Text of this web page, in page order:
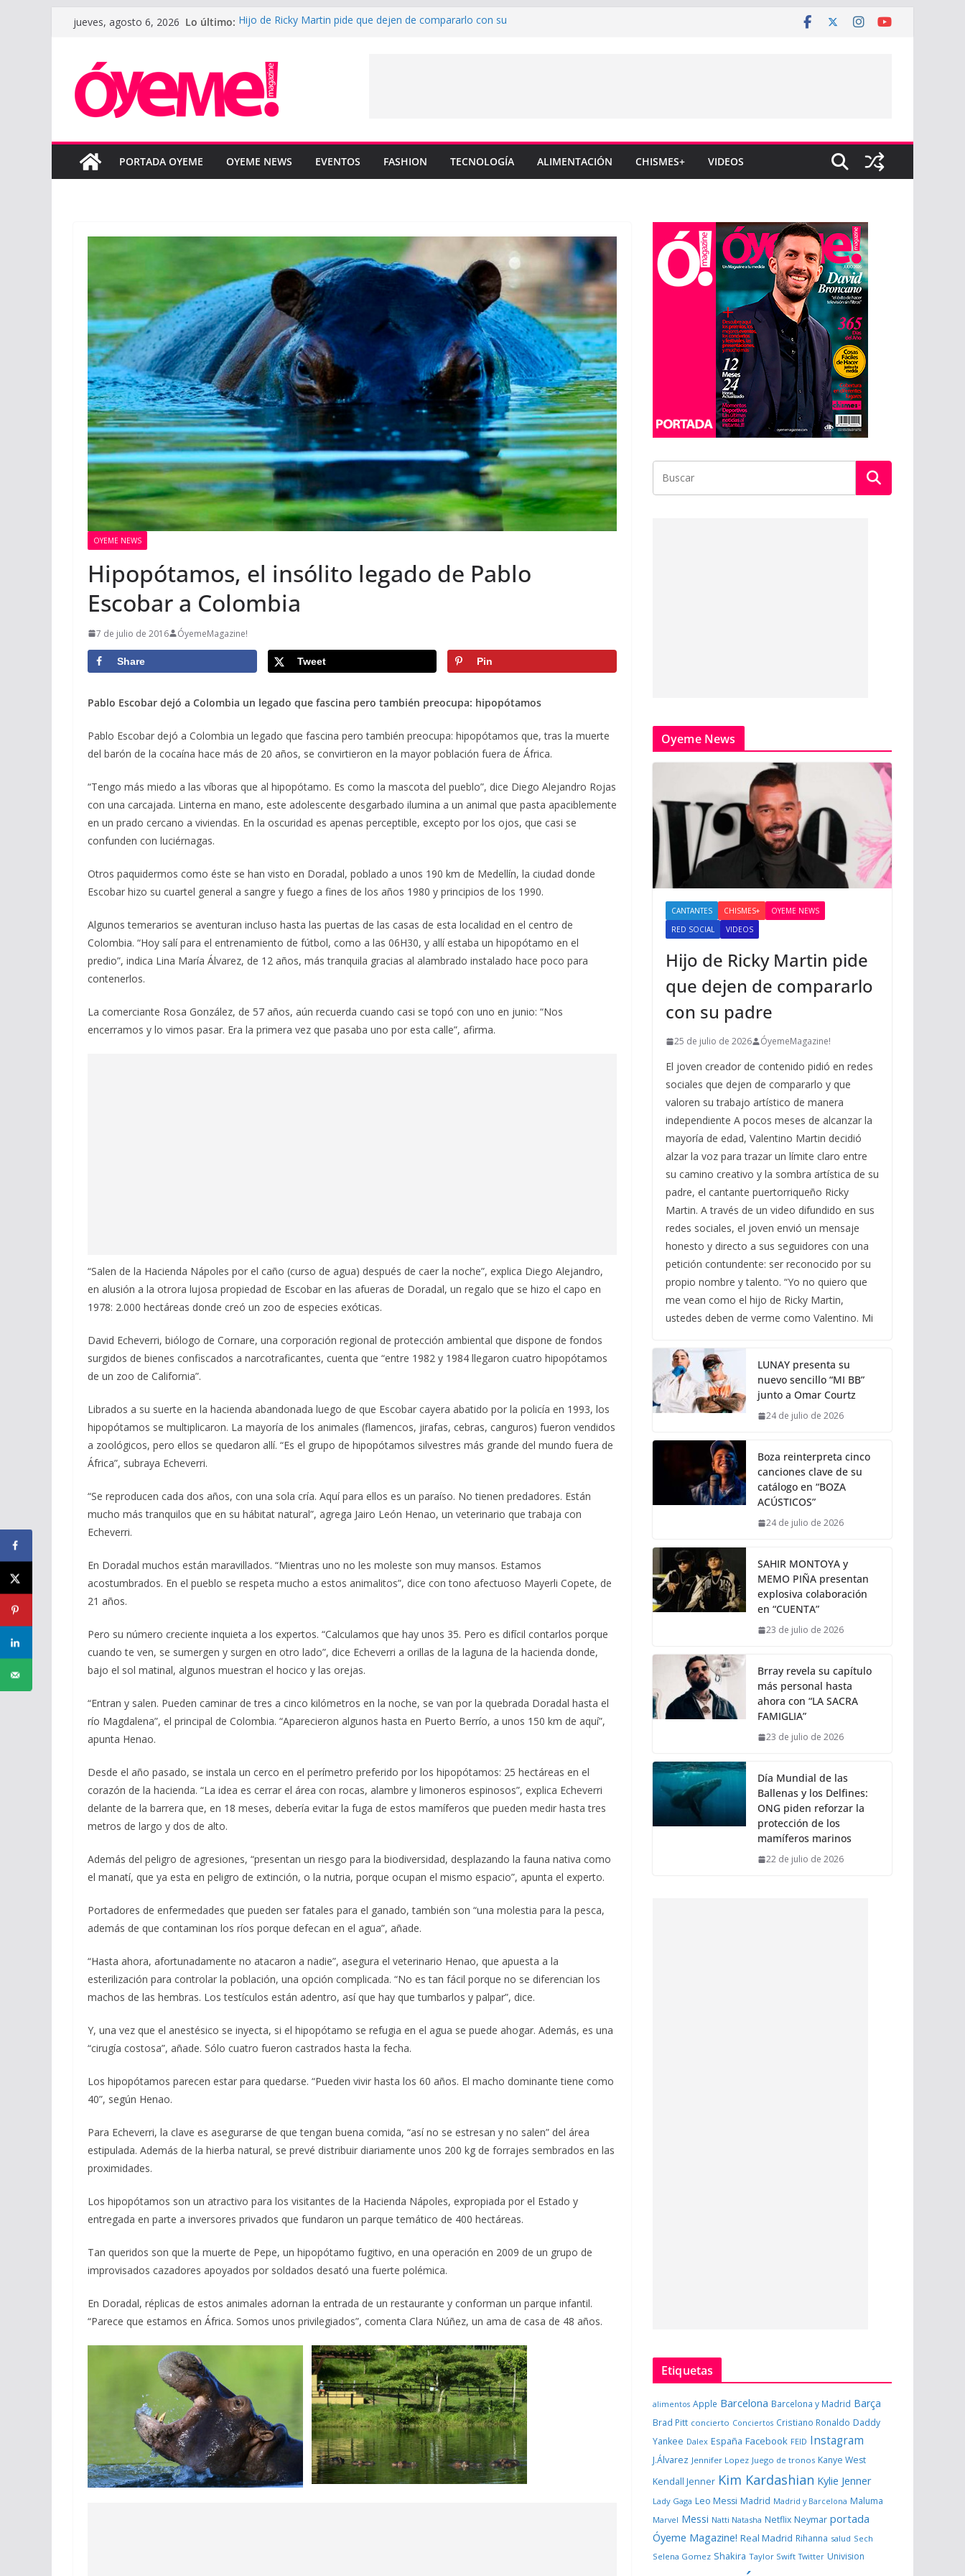
Saltarjueves, agosto 6, 2026 Lo último: Hijo de Ricky Martin pide que dejen de compararlo con su
la nueva temporada de la NBA
LUNAY presenta su nuevo sencillo “MI BB” junto a Omar
Courtz
Boza reinterpreta cinco canciones clave de su catálogo en
PORTADA OYEME OYEME NEWS EVENTOS FASHION TECNOLOGÍA ALIMENTACIÓN CHISMES+ VIDEOS
OYEME NEWS
Hipopótamos, el insólito legado de Pablo
Escobar a Colombia
7 de julio de 2016 ÓyemeMagazine!
Share Tweet Pin
Pablo Escobar dejó a Colombia un legado que fascina pero también preocupa: hipopótamos
Pablo Escobar dejó a Colombia un legado que fascina pero también preocupa: hipopótamos que, tras la muerte
del barón de la cocaína hace más de 20 años, se convirtieron en la mayor población fuera de África.
“Tengo más miedo a las víboras que al hipopótamo. Es como la mascota del pueblo”, dice Diego Alejandro Rojas
con una carcajada. Linterna en mano, este adolescente desgarbado ilumina a un animal que pasta apaciblemente
en un prado cercano a viviendas. En la oscuridad es apenas perceptible, excepto por los ojos, que casi se
confunden con luciérnagas.
Otros paquidermos como éste se han visto en Doradal, poblado a unos 190 km de Medellín, la ciudad donde
Escobar hizo su cuartel general a sangre y fuego a fines de los años 1980 y principios de los 1990.
Algunos temerarios se aventuran incluso hasta las puertas de las casas de esta localidad en el centro de
Colombia. “Hoy salí para el entrenamiento de fútbol, como a las 06H30, y allí estaba un hipopótamo en el
predio”, indica Lina María Álvarez, de 12 años, más tranquila gracias al alambrado instalado hace poco para
contenerlos.
La comerciante Rosa González, de 57 años, aún recuerda cuando casi se topó con uno en junio: “Nos
encerramos y lo vimos pasar. Era la primera vez que pasaba uno por esta calle”, afirma.
“Salen de la Hacienda Nápoles por el caño (curso de agua) después de caer la noche”, explica Diego Alejandro,
en alusión a la otrora lujosa propiedad de Escobar en las afueras de Doradal, un regalo que se hizo el capo en
1978: 2.000 hectáreas donde creó un zoo de especies exóticas.
David Echeverri, biólogo de Cornare, una corporación regional de protección ambiental que dispone de fondos
surgidos de bienes confiscados a narcotraficantes, cuenta que “entre 1982 y 1984 llegaron cuatro hipopótamos
de un zoo de California”.
Librados a su suerte en la hacienda abandonada luego de que Escobar cayera abatido por la policía en 1993, los
hipopótamos se multiplicaron. La mayoría de los animales (flamencos, jirafas, cebras, canguros) fueron vendidos
a zoológicos, pero ellos se quedaron allí. “Es el grupo de hipopótamos silvestres más grande del mundo fuera de
África”, subraya Echeverri.
“Se reproducen cada dos años, con una sola cría. Aquí para ellos es un paraíso. No tienen predadores. Están
mucho más tranquilos que en su hábitat natural”, agrega Jairo León Henao, un veterinario que trabaja con
Echeverri.
En Doradal muchos están maravillados. “Mientras uno no les moleste son muy mansos. Estamos
acostumbrados. En el pueblo se respeta mucho a estos animalitos”, dice con tono afectuoso Mayerli Copete, de
21 años.
Pero su número creciente inquieta a los expertos. “Calculamos que hay unos 35. Pero es difícil contarlos porque
cuando te ven, se sumergen y surgen en otro lado”, dice Echeverri a orillas de la laguna de la hacienda donde,
bajo el sol matinal, algunos muestran el hocico y las orejas.
“Entran y salen. Pueden caminar de tres a cinco kilómetros en la noche, se van por la quebrada Doradal hasta el
río Magdalena”, el principal de Colombia. “Aparecieron algunos hasta en Puerto Berrío, a unos 150 km de aquí”,
apunta Henao.
Desde el año pasado, se instala un cerco en el perímetro preferido por los hipopótamos: 25 hectáreas en el
corazón de la hacienda. “La idea es cerrar el área con rocas, alambre y limoneros espinosos”, explica Echeverri
delante de la barrera que, en 18 meses, debería evitar la fuga de estos mamíferos que pueden medir hasta tres
metros de largo y dos de alto.
Además del peligro de agresiones, “presentan un riesgo para la biodiversidad, desplazando la fauna nativa como
el manatí, que ya esta en peligro de extinción, o la nutria, porque ocupan el mismo espacio”, apunta el experto.
Portadores de enfermedades que pueden ser fatales para el ganado, también son “una molestia para la pesca,
además de que contaminan los ríos porque defecan en el agua”, añade.
“Hasta ahora, afortunadamente no atacaron a nadie”, asegura el veterinario Henao, que apuesta a la
esterilización para controlar la población, una opción complicada. “No es tan fácil porque no se diferencian los
machos de las hembras. Los testículos están adentro, así que hay que tumbarlos y palpar”, dice.
Y, una vez que el anestésico se inyecta, si el hipopótamo se refugia en el agua se puede ahogar. Además, es una
“cirugía costosa”, añade. Sólo cuatro fueron castrados hasta la fecha.
Los hipopótamos parecen estar para quedarse. “Pueden vivir hasta los 60 años. El macho dominante tiene como
40”, según Henao.
Para Echeverri, la clave es asegurarse de que tengan buena comida, “así no se estresan y no salen” del área
estipulada. Además de la hierba natural, se prevé distribuir diariamente unos 200 kg de forrajes sembrados en las
proximidades.
Los hipopótamos son un atractivo para los visitantes de la Hacienda Nápoles, expropiada por el Estado y
entregada en parte a inversores privados que fundaron un parque temático de 400 hectáreas.
Tan queridos son que la muerte de Pepe, un hipopótamo fugitivo, en una operación en 2009 de un grupo de
improvisados cazadores apoyados por soldados desató una fuerte polémica.
En Doradal, réplicas de estos animales adornan la entrada de un restaurante y conforman un parque infantil.
“Parece que estamos en África. Somos unos privilegiados”, comenta Clara Núñez, un ama de casa de 48 años.
Oyeme News
CANTANTES CHISMES+
OYEME NEWS
RED SOCIAL
VIDEOS
Hijo de Ricky Martin pide
que dejen de compararlo
con su padre
25 de julio de 2026 ÓyemeMagazine!
El joven creador de contenido pidió en redes
sociales que dejen de compararlo y que
valoren su trabajo artístico de manera
independiente A pocos meses de alcanzar la
mayoría de edad, Valentino Martin decidió
alzar la voz para trazar un límite claro entre
su camino creativo y la sombra artística de su
padre, el cantante puertorriqueño Ricky
Martin. A través de un video difundido en sus
redes sociales, el joven envió un mensaje
honesto y directo a sus seguidores con una
petición contundente: ser reconocido por su
propio nombre y talento. “Yo no quiero que
me vean como el hijo de Ricky Martin,
ustedes deben de verme como Valentino. Mi
LUNAY presenta su
nuevo sencillo “MI BB”
junto a Omar Courtz
24 de julio de 2026
Boza reinterpreta cinco
canciones clave de su
catálogo en “BOZA
ACÚSTICOS”
24 de julio de 2026
SAHIR MONTOYA y
MEMO PIÑA presentan
explosiva colaboración
en “CUENTA”
23 de julio de 2026
Brray revela su capítulo
más personal hasta
ahora con “LA SACRA
FAMIGLIA”
23 de julio de 2026
Día Mundial de las
Ballenas y los Delfines:
ONG piden reforzar la
protección de los
mamíferos marinos
22 de julio de 2026
Etiquetas
alimentos Apple Barcelona Barcelona y Madrid Barça
Brad Pitt concierto Conciertos Cristiano Ronaldo Daddy
Yankee Dalex España Facebook FEID Instagram
J.Álvarez Jennifer Lopez Juego de tronos Kanye West
Kendall Jenner Kim Kardashian Kylie Jenner
Lady Gaga Leo Messi Madrid Madrid y Barcelona Maluma
Marvel Messi Natti Natasha Netflix Neymar portada
Óyeme Magazine! Real Madrid Rihanna salud Sech
Selena Gomez Shakira Taylor Swift Twitter Univision